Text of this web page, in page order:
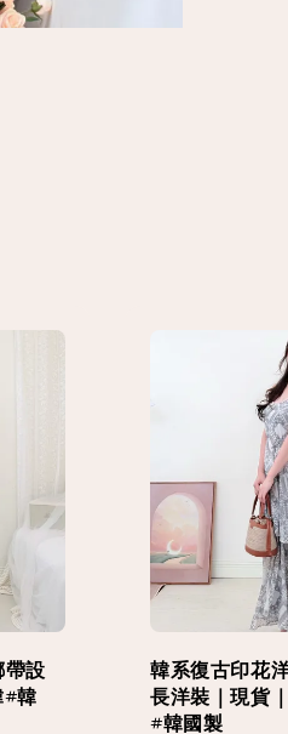
設
韓
韓系復古印花
長洋裝｜現貨
#韓國製